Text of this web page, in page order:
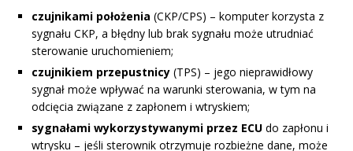
czujnikami położenia (CKP/CPS) – komputer korzysta z
sygnału CKP, a błędny lub brak sygnału może utrudniać
sterowanie uruchomieniem;
czujnikiem przepustnicy (TPS) – jego nieprawidłowy
sygnał może wpływać na warunki sterowania, w tym na
odcięcia związane z zapłonem i wtryskiem;
sygnałami wykorzystywanymi przez ECU do zapłonu i
wtrysku – jeśli sterownik otrzymuje rozbieżne dane, może